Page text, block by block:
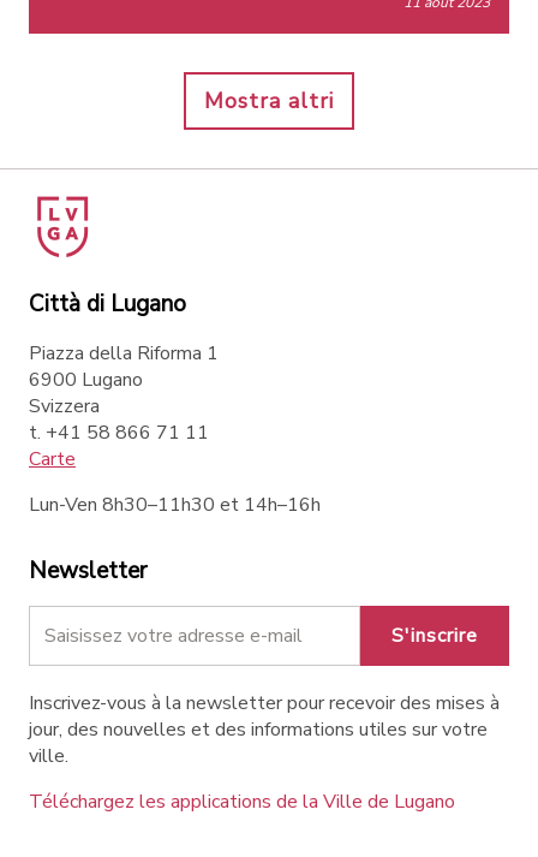
Mostra altri
Città di Lugano
Piazza della Riforma 1
6900 Lugano
Svizzera
t. +41 58 866 71 11
Carte
Lun-Ven 8h30–11h30 et 14h–16h
Newsletter
S'inscrire
Inscrivez-vous à la newsletter pour recevoir des mises à
jour, des nouvelles et des informations utiles sur votre
ville.
Téléchargez les applications de la Ville de Lugano